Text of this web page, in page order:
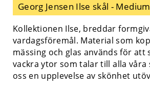
Georg Jensen Ilse skål - Medium
Kollektionen Ilse, breddar
vardagsföremål. Material som
mässing och glas används för att
vackra ytor som talar till alla våra
oss en upplevelse av skönhet